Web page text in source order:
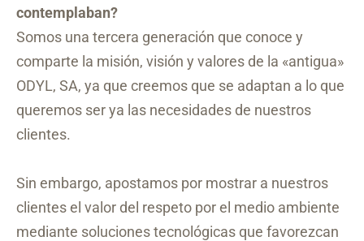
contemplaban?
Somos una tercera generación que conoce y
comparte la misión, visión y valores de la «antigua»
ODYL, SA, ya que creemos que se adaptan a lo que
queremos ser ya las necesidades de nuestros
clientes.
Sin embargo, apostamos por mostrar a nuestros
clientes el valor del respeto por el medio ambiente
mediante soluciones tecnológicas que favorezcan